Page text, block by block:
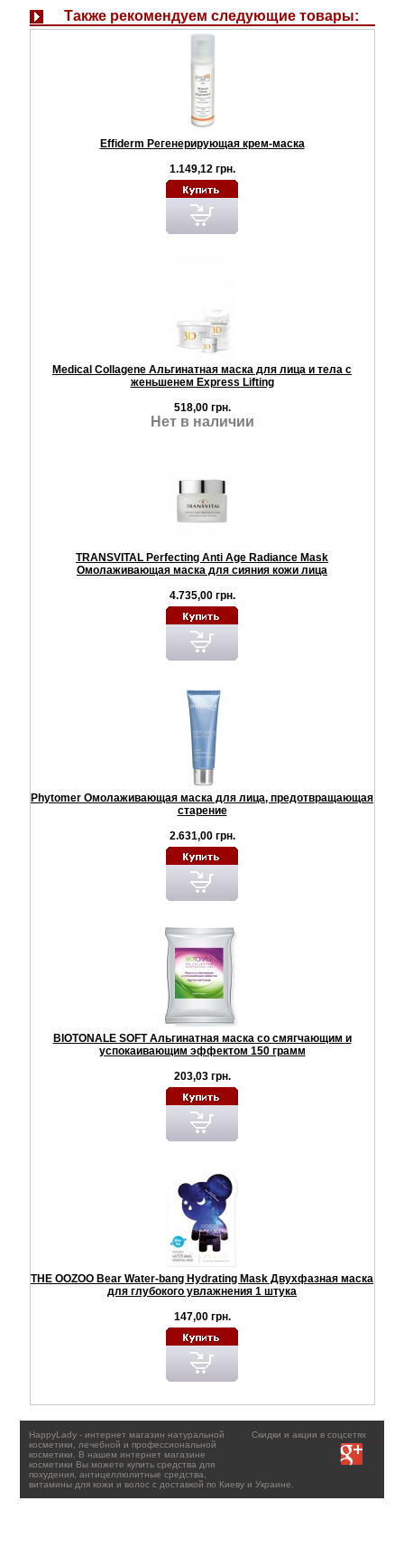
Также рекомендуем следующие товары:
Effiderm Регенерирующая крем-маска
1.149,12 грн.
Medical Collagene Альгинатная маска для лица и тела с
женьшенем Express Lifting
518,00 грн.
Нет в наличии
TRANSVITAL Perfecting Anti Age Radiance Mask
Омолаживающая маска для сияния кожи лица
4.735,00 грн.
Phytomer Омолаживающая маска для лица, предотвращающая
старение
2.631,00 грн.
BIOTONALE SOFT Альгинатная маска со смягчающим и
успокаивающим эффектом 150 грамм
203,03 грн.
THE OOZOO Bear Water-bang Hydrating Mask Двухфазная маска
для глубокого увлажнения 1 штука
147,00 грн.
Скидки и акции в соцсетях
HappyLady - интернет магазин натуральной
косметики, лечебной и профессиональной
косметики. В нашем интернет магазине
косметики Вы можете купить средства для
похудения, антицеллюлитные средства,
витамины для кожи и волос с доставкой по Киеву и Украине.